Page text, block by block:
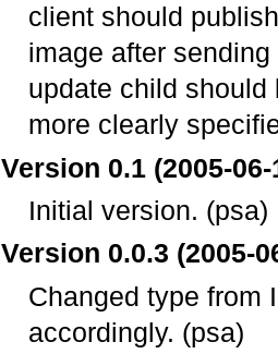
client should
image after
update child
more clearly
Version 0.1 (2005-06-
Initial version. (psa)
Version 0.0.3 (2005-
Changed type from
accordingly. (psa)